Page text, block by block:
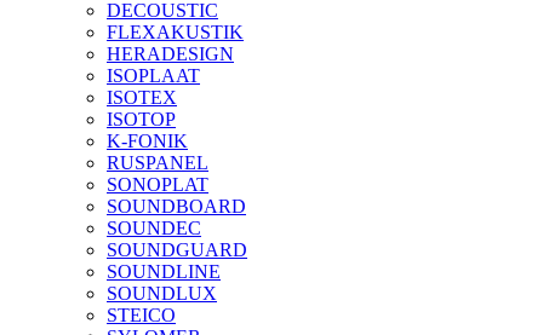
DECOUSTIC
FLEXAKUSTIK
HERADESIGN
ISOPLAAT
ISOTEX
ISOTOP
K-FONIK
RUSPANEL
SONOPLAT
SOUNDBOARD
SOUNDEC
SOUNDGUARD
SOUNDLINE
SOUNDLUX
STEICO